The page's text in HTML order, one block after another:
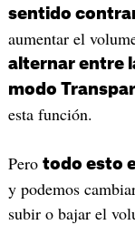
sentido
aumentar el
alternar entre
modo
esta función.
Pero todo esto
y podemos
subir o bajar el